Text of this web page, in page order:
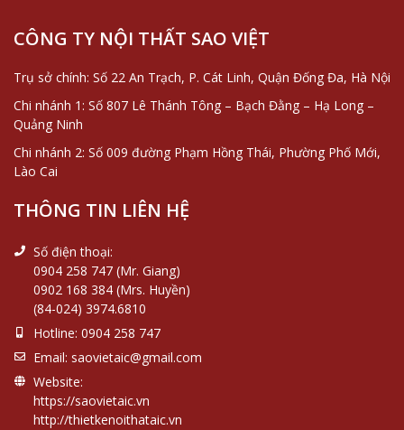
CÔNG TY NỘI THẤT SAO VIỆT
Trụ sở chính: Số 22 An Trạch, P. Cát Linh, Quận Đống Đa, Hà Nội
Chi nhánh 1: Số 807 Lê Thánh Tông – Bạch Đằng – Hạ Long –
Quảng Ninh
Chi nhánh 2: Số 009 đường Phạm Hồng Thái, Phường Phố Mới,
Lào Cai
THÔNG TIN LIÊN HỆ
Số điện thoại:
0904 258 747 (Mr. Giang)
0902 168 384 (Mrs. Huyền)
(84-024) 3974.6810
Hotline: 0904 258 747
Email: saovietaic@gmail.com
Website:
https://saovietaic.vn
http://thietkenoithataic.vn